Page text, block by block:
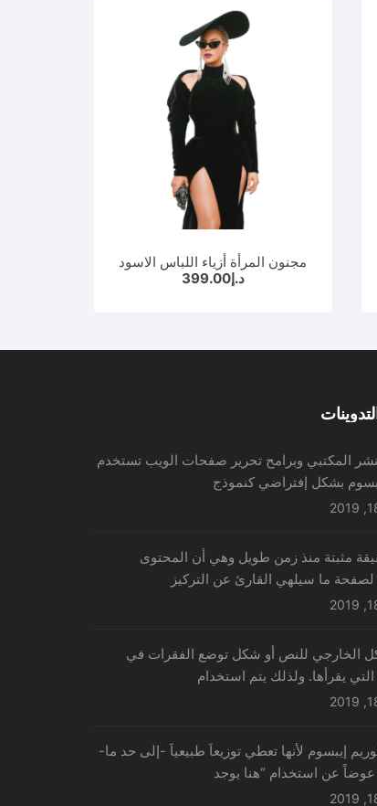
مجنون المرأة أزياء اللباس الاسود
د.إ399.00
المكتبي وبرامح تحرير صفحات الويب تستخدم
بشكل إفتراضي كنموذج
مثبتة منذ زمن طويل وهي أن المحتوى
لصفحة ما سيلهي القارئ عن التركيز
الخارجي للنص أو شكل توضع الفقرات في
يقرأها. ولذلك يتم استخدام
إيبسوم لأنها تعطي توزيعاَ طبيعياَ -إلى حد ما-
عن استخدام “هنا يوجد